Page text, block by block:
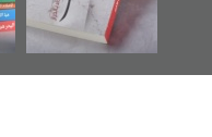
للدراسات والتوثيق